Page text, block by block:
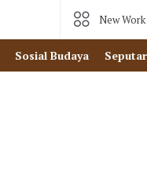
New Work
Sosial Budaya